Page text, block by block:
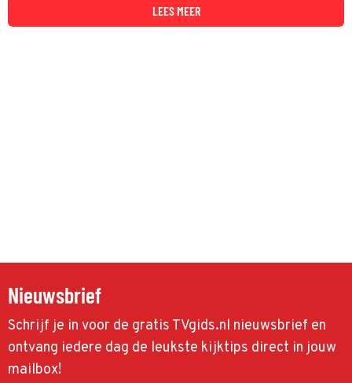
LEES MEER
Nieuwsbrief
Schrijf je in voor de gratis TVgids.nl nieuwsbrief en
ontvang iedere dag de leukste kijktips direct in jouw
mailbox!